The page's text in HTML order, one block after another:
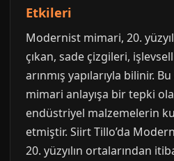
Etkileri
Modernist mimari, 20.
çıkan, sade çizgileri,
arınmış yapılarıyla bilinir.
mimari anlayışa bir tepki
endüstriyel malzemelerin
etmiştir. Siirt Tillo’da
20. yüzyılın ortalarından